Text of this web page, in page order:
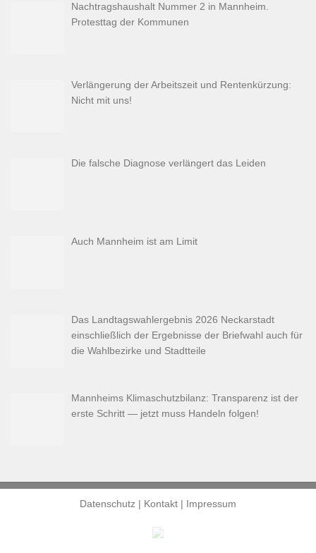
Nachtragshaushalt Nummer 2 in Mannheim.
Protesttag der Kommunen
Verlängerung der Arbeitszeit und Rentenkürzung:
Nicht mit uns!
Die falsche Diagnose verlängert das Leiden
Auch Mannheim ist am Limit
Das Landtagswahlergebnis 2026 Neckarstadt
einschließlich der Ergebnisse der Briefwahl auch für
die Wahlbezirke und Stadtteile
Mannheims Klimaschutzbilanz: Transparenz ist der
erste Schritt — jetzt muss Handeln folgen!
Datenschutz | Kontakt | Impressum